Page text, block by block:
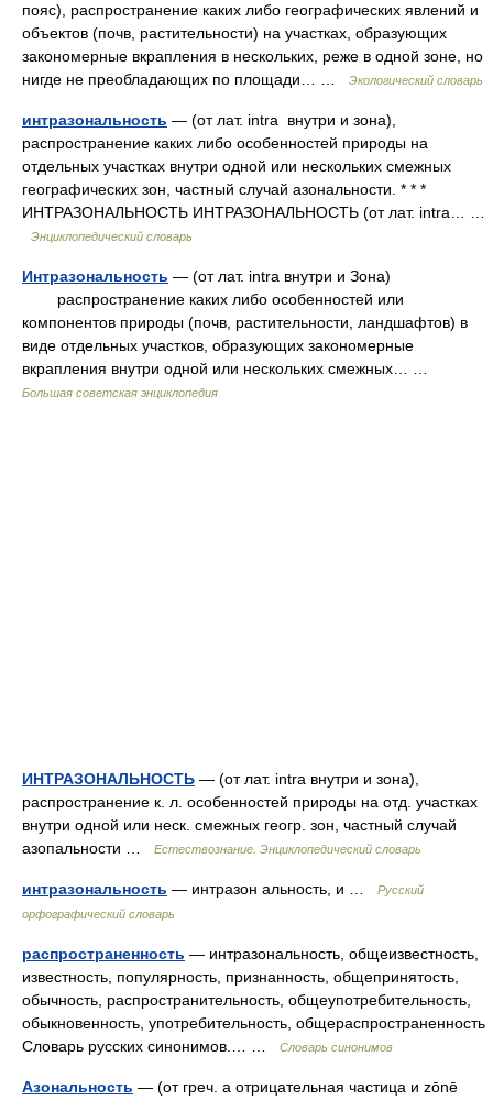
пояс), распространение каких либо географических явлений и
объектов (почв, растительности) на участках, образующих
закономерные вкрапления в нескольких, реже в одной зоне, но
нигде не преобладающих по площади… …
Экологический словарь
интразональность — (от лат. intra внутри и зона),
распространение каких либо особенностей природы на
отдельных участках внутри одной или нескольких смежных
географических зон, частный случай азональности. * * *
ИНТРАЗОНАЛЬНОСТЬ ИНТРАЗОНАЛЬНОСТЬ (от лат. intra… …
Энциклопедический словарь
Интразональность — (от лат. intra внутри и Зона)
распространение каких либо особенностей или
компонентов природы (почв, растительности, ландшафтов) в
виде отдельных участков, образующих закономерные
вкрапления внутри одной или нескольких смежных… …
Большая советская энциклопедия
ИНТРАЗОНАЛЬНОСТЬ — (от лат. intra внутри и зона),
распространение к. л. особенностей природы на отд. участках
внутри одной или неск. смежных геогр. зон, частный случай
азопальности …
Естествознание. Энциклопедический словарь
интразональность — интразон альность, и …
Русский
орфографический словарь
распространенность — интразональность, общеизвестность,
известность, популярность, признанность, общепринятость,
обычность, распространительность, общеупотребительность,
обыкновенность, употребительность, общераспространенность
Словарь русских синонимов.… …
Словарь синонимов
Азональность — (от греч. а отрицательная частица и zōnē